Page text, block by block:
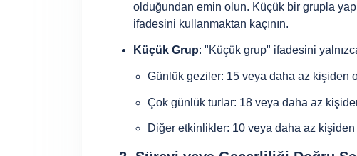
olduğundan emin olun. Küçük bir grupla
ifadesini kullanmaktan kaçının.
Küçük Grup: "Küçük grup" ifadesini
Günlük geziler: 15 veya daha az kişiden
Çok günlük turlar: 18 veya daha az
Diğer etkinlikler: 10 veya daha az